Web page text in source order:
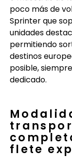
poco más de
Sprinter que
unidades
permitiendo
destinos
posible,
dedicado.
flete